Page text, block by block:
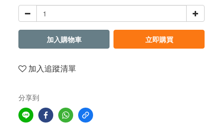
加入購物車 立即購買
加入追蹤清單
分享到